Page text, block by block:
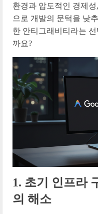
환경과 압도적인 경제
으로 개발의 문턱을 낮
한 안티그래비티라는
까요?
1. 초기 인프라
의 해소